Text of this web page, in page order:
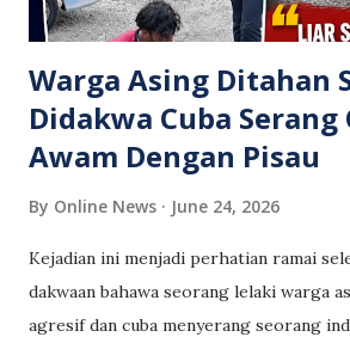
ditunjukkannya ketika berdepan situasi
nyawa. Kisah Nathan menjadi inspirasi
Warga Asing Ditahan
Didakwa Cuba Serang
Awam Dengan Pisau
By Online News June 24, 2026
Kejadian ini menjadi perhatian ramai
dakwaan bahawa seorang lelaki warga
agresif dan cuba menyerang seorang